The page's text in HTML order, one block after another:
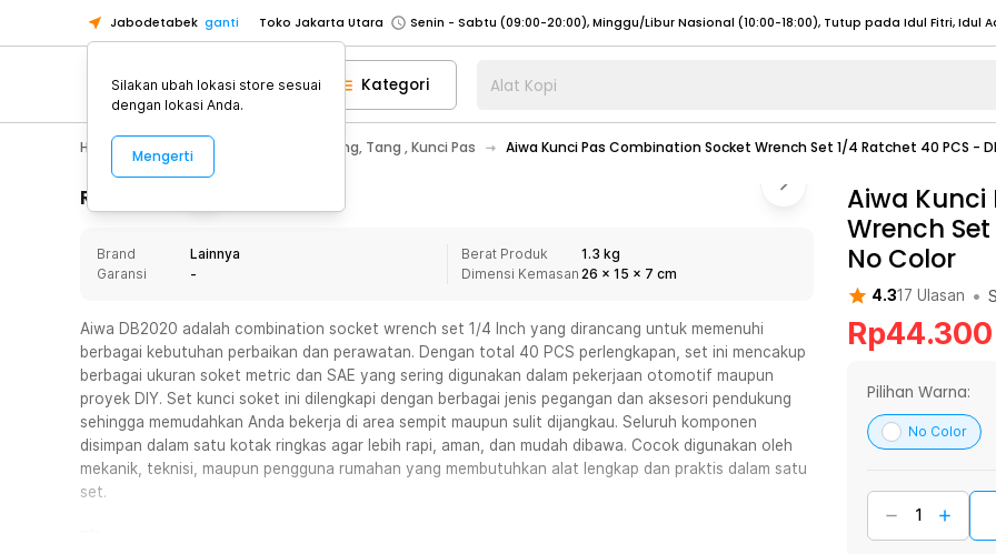
Jabodetabek ganti Toko Jakarta Utara
Toko Tangerang
Toko Cikupa
Pick n Go Jakarta Barat
Senin - Jumat (07:00 - 20:00), Sabtu - Minggu (08:00 - 20:00), Tutup pada Idul Fitri
Pick n Go Bekasi
Senin - Jumat (08:00 - 20:00), Sabtu - Minggu/ Libur Nasional (08:00 - 17:00) Selengkapnya
Senin - Jumat (08:00 - 20:00), Sabtu - Minggu/ Libur Nasional (08:00 - 17:00) Selengkapnya
Senin - Sabtu (09:00-20:00), Minggu/Libur Nasional (12:00-20:00), Tutup pada Idul Fitri
Senin - Sabtu (09:00-20:00), Minggu/Libur Nasional (12:00-20:00), Tutup pada Idul Fitri
Toko Tangerang
Toko Cikupa
Pick n Go Jakarta Barat
Senin - Jumat (07:00 - 20:00), Sabtu - Minggu (08:00 - 20:00), Tutup pada Idul Fitri
Pick n Go Bekasi
Senin - Jumat (08:00 - 20:00), Sabtu - Minggu/ Libur Nasional (08:00 - 17:00) Selengkapnya
Pick n Go Depok
Senin - Jumat (08:00 - 20:00), Sabtu - Minggu/ Libur Nasional (08:00 - 17:00)
Kategori Alat Kopi
Home Appliance Obeng, Tang , Kunci Pas Aiwa Kunci Pas Combination Socket Wrench Set 1/4 Ratchet 40 PCS -
Rincian Produk
Brand
Lainnya
Garansi
-
Berat Produk
1.3 kg
Dimensi Kemasan 26 x 15 x 7 cm
Aiwa DB2020 adalah combination socket wrench set 1/4 Inch yang dirancang untuk memenuhi
berbagai kebutuhan perbaikan dan perawatan. Dengan total 40 PCS perlengkapan, set ini mencakup
berbagai ukuran soket metric dan SAE yang sering digunakan dalam pekerjaan otomotif maupun
proyek DIY. Set kunci soket ini dilengkapi dengan berbagai jenis pegangan dan aksesori pendukung
sehingga memudahkan Anda bekerja di area sempit maupun sulit dijangkau. Seluruh komponen
disimpan dalam satu kotak ringkas agar lebih rapi, aman, dan mudah dibawa. Cocok digunakan oleh
mekanik, teknisi, maupun pengguna rumahan yang membutuhkan alat lengkap dan praktis dalam satu
set.
Aiwa Kunci
Wrench
No Color
4.317 Ulasan •
Rp44.300
Pilihan Warna:
No Color
Silakan ubah lokasi store sesuai
dengan lokasi Anda.
Mengerti